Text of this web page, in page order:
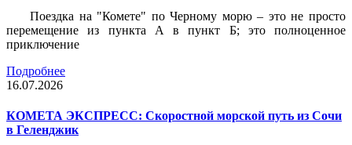
Поездка на "Комете" по Черному морю – это не просто
перемещение из пункта А в пункт Б; это полноценное
приключение
Подробнее
16.07.2026
КОМЕТА ЭКСПРЕСС: Скоростной морской путь из Сочи
в Геленджик